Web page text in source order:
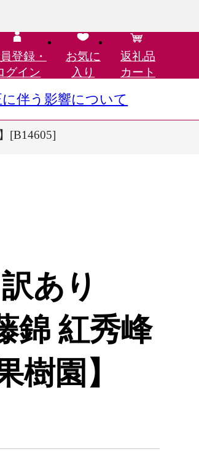
登録・
グイン
お気に
入り
返礼品
カート
に伴う影響について
[B14605]
あり
錦 紅秀峰
樹園】